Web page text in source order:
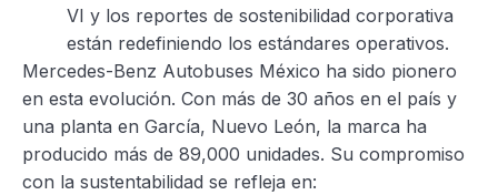
VI y los reportes de sostenibilidad corporativa
están redefiniendo los estándares operativos.
Mercedes-Benz Autobuses México ha sido pionero
en esta evolución. Con más de 30 años en el país y
una planta en García, Nuevo León, la marca ha
producido más de 89,000 unidades. Su compromiso
con la sustentabilidad se refleja en: